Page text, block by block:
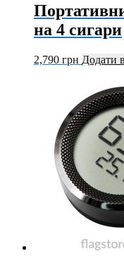
на 4 сигари
2,790 грн Додати